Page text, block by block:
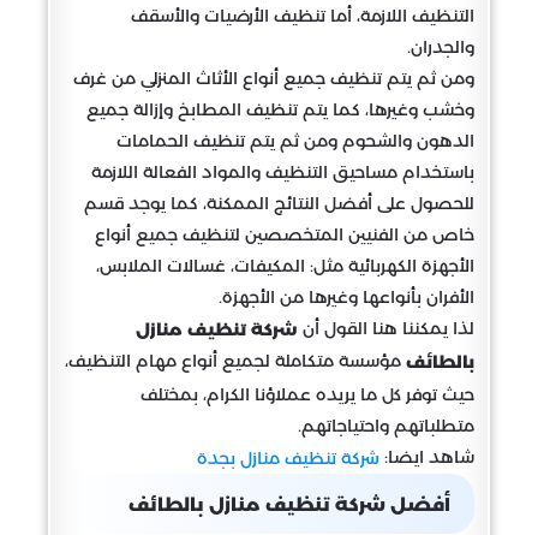
التنظيف اللازمة، أما تنظيف الأرضيات والأسقف
والجدران.
ومن ثم يتم تنظيف جميع أنواع الأثاث المنزلي من غرف
وخشب وغيرها، كما يتم تنظيف المطابخ وإزالة جميع
الدهون والشحوم ومن ثم يتم تنظيف الحمامات
باستخدام مساحيق التنظيف والمواد الفعالة اللازمة
للحصول على أفضل النتائج الممكنة، كما يوجد قسم
خاص من الفنيين المتخصصين لتنظيف جميع أنواع
الأجهزة الكهربائية مثل: المكيفات، غسالات الملابس،
الأفران بأنواعها وغيرها من الأجهزة.
لذا يمكننا هنا القول أن شركة تنظيف منازل
بالطائف مؤسسة متكاملة لجميع أنواع مهام التنظيف،
حيث توفر كل ما يريده عملاؤنا الكرام، بمختلف
متطلباتهم واحتياجاتهم.
شاهد ايضا: شركة تنظيف منازل بجدة
أفضل شركة تنظيف منازل بالطائف